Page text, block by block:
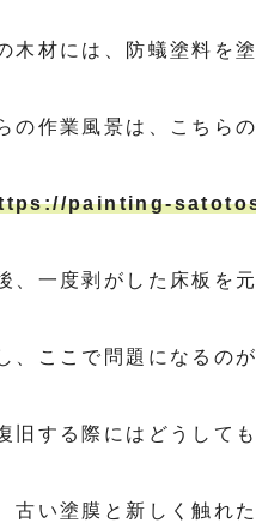
木材には、防蟻塗料を
の作業風景は、こちら
painting-
、一度剥がした床板を
、ここで問題になるの
旧する際にはどうして
古い塗膜と新しく触れ